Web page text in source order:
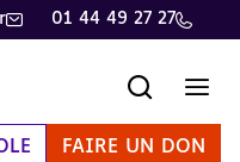
01 44 49 27 27
FAIRE UN DON